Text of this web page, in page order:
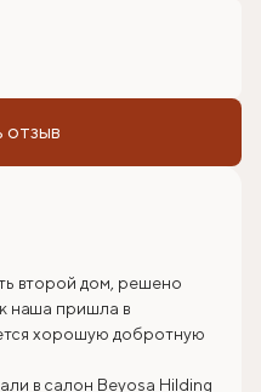
отзыв
второй дом, решено
наша пришла в
хорошую добротную
в салон Beyosa Hilding